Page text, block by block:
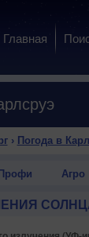
Главная
› Погода в
Профи Агро